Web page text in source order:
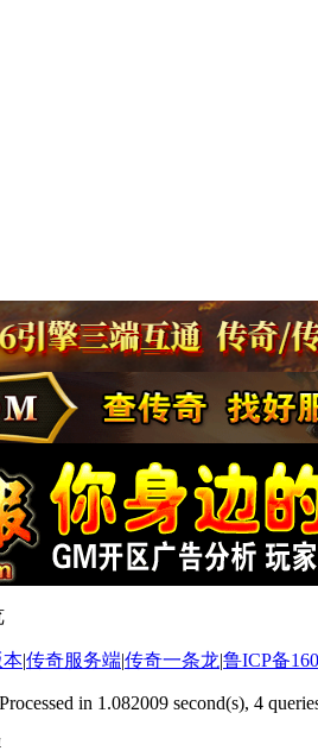
本|传奇服务端|传奇一条龙|鲁ICP备
in 1.082009 second(s), 4